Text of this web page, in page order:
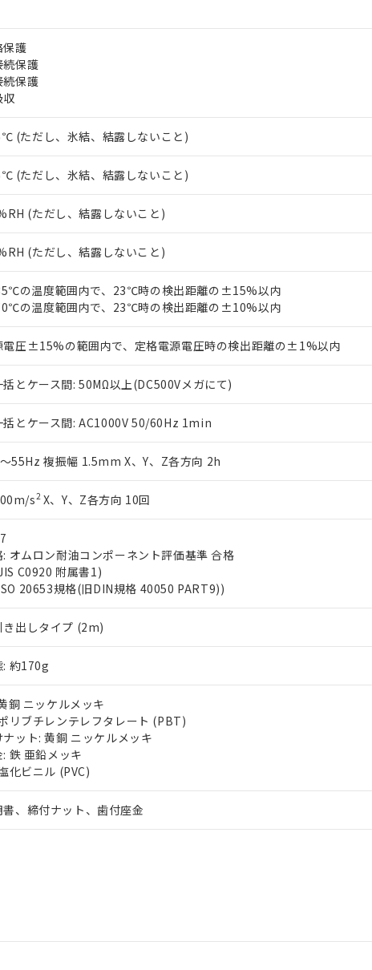
保護
続保護
続保護
収
(ただし、氷結、結露しないこと)
(ただし、氷結、結露しないこと)
(ただし、結露しないこと)
(ただし、結露しないこと)
の温度範囲内で、23℃時の検出距離の±15%以内
の温度範囲内で、23℃時の検出距離の±10%以内
電圧±15%の範囲内で、定格電源電圧時の検出距離の±1%以内
括とケース間: 50MΩ以上(DC500Vメガにて)
括とケース間: AC1000V 50/60Hz 1min
55Hz 複振幅 1.5mm X、Y、Z各方向 2h
s2X、Y、Z各方向 10回
オムロン耐油コンポーネント評価基準 合格
C0920 附属書1)
20653規格(旧DIN規格 40050 PART9))
き出しタイプ (2m)
: 約170g
銅 ニッケルメッキ
リブチレンテレフタレート (PBT)
ット: 黄銅 ニッケルメッキ
鉄 亜鉛メッキ
化ビニル (PVC)
、締付ナット、歯付座金
以下の条件をお読みいただき、同意のうえご利用ください。
のであり、閲覧された時点での実際の在庫および標準価格
い。
正式な納期状況および標準価格はお客様のお取引先、また
当社販売員にご相談ください。
オムロン制御機器販売店や当社販売拠点は「販売ネットワ
在庫状況および標準価格結果を当社の事前の承諾なく第三
す。
ている必要があります。
お客様が当ウェブサイト上で当社にご登録された部品リス
が、当社の製品・サービスに関するお客様との取引・商談
さい。
※当社の共同利用者とは、"個人情報の共同利用に関して"
いる法人を指します。
*EU RoHS指令（10物質）：
鉛(Pb) 1000ppm以下、 水銀(Hg) 1000ppm以下、 カドミウム(Cd) 100ppm以下、
六価クロム(Cr(Ⅵ)) 1000ppm以下、ポリ臭化ビフェニル類(PBB) 1000ppm以下、ポ
但し、RoHS指令で産業用監視および制御機器に対する適用除外項目は除く。
※2 対応予定月
部品在庫の切り替え状況などにより、予定月が前後することがあり
※3 非含有証明書ダウンロード
下記の非含有証明書をダウンロードすることができます。
EU RoHS指令（10物質）の非含有証明書
51物質の非含有証明書（当社基準）
※本証明書は発行日時点で非含有を証明するもので、過去に遡っ
また、RoHS指令のフタル酸エステル類４物質の対応では、対
既に当社にて対応品への在庫切替を完了していることから、特
り割愛しております。
「○」：最大均質材料含有率が中国RoHSの基準値以下であること
「×」：最大均質材料含有率が中国RoHSの基準値を超えているこ
「－」：未確認です。当社販売部門へお問い合わせください。
DBP(フタル酸ジブチル) : 1000ppm、 DIBP(フタル酸ジイソブチル) : 1000ppm、
※2 環境保護使用期限
「ｅ」：有害物質（10物質）のすべてが基準値以下であることを
「10」：通常の使用状況下において有害物質が外部に漏えいし、
味します。
当社は貴社製品を、核兵器、ミサイル、化学兵器、生物兵
置等に一切使用いたしません。
当社は、貴社製品を第三者に販売する場合は、上記1、2お
また当社は、販売先および販売に係わる関係者が違法に輸
たしません。
合意する
○ 一定数以上の在庫あり
△ 一定数には満たないが在庫あり
－
在庫なし(最新の在庫状況については、お客様のお取引
機器販売店・当社販売員にご確認ください)
空
白
受注生産機種、また在庫状況の情報を公開していない